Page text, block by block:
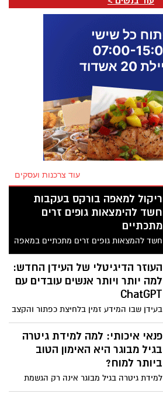
התמלא האולם במשתתפים שבאו לשמוע –
עוד צרכנות ועסקים
ריקול למאפה בורקס בעקבות
חשד להימצאות גופים זרים
מתכתיים
חשד להמצאות גופים זרים מתכתיים במאפה
בורקס של חברת ינון, המשווק על ידי רשת
רמי לוי. בחברה מודיעים על איסוף יזום של
המוצר
העוזר הדיגיטלי של העידן החדש:
למה יותר ויותר אנשים עובדים עם
ChatGPT
בעידן שבו המידע זמין בלחיצת כפתור והקצב
היומיומי רק הולך ומתגבר, יותר ויותר אנשים
משלבים בחייהם כלי בינה מלאכותית כמו
ChatGPT. מדובר בעוזר דיגיטלי מתקדם
המסוגל לעזור במגוון רחב של משימות –
וחיפוש מידע.
פנאי איכותי: למה למידת גיטרה
בגיל מבוגר היא האימון הטוב
ביותר למוח?
למידת גיטרה בגיל מבוגר אינה רק הגשמת
חלום ישן, אלא אחד הכלים העוצמתיים ביותר